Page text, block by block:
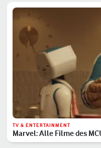
TV & ENTERTAINMENT
Marvel: Alle Filme des
Reihenfolge